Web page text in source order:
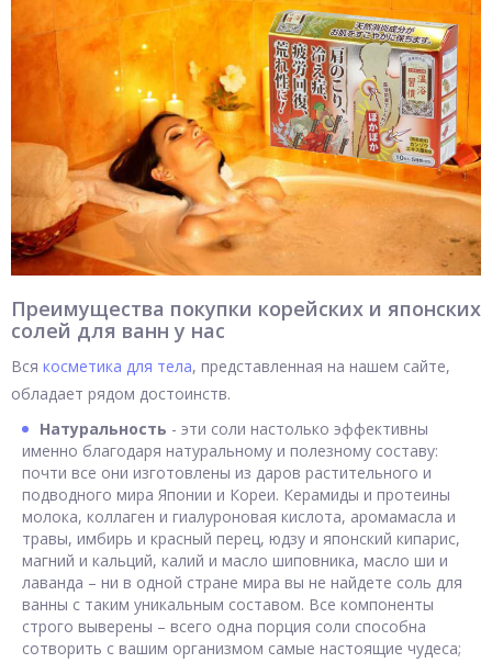
Преимущества покупки корейских и японских
солей для ванн у нас
Вся косметика для тела, представленная на нашем сайте,
обладает рядом достоинств.
Натуральность - эти соли настолько эффективны
именно благодаря натуральному и полезному составу:
почти все они изготовлены из даров растительного и
подводного мира Японии и Кореи. Керамиды и протеины
молока, коллаген и гиалуроновая кислота, аромамасла и
травы, имбирь и красный перец, юдзу и японский кипарис,
магний и кальций, калий и масло шиповника, масло ши и
лаванда – ни в одной стране мира вы не найдете соль для
ванны с таким уникальным составом. Все компоненты
строго выверены – всего одна порция соли способна
сотворить с вашим организмом самые настоящие чудеса;